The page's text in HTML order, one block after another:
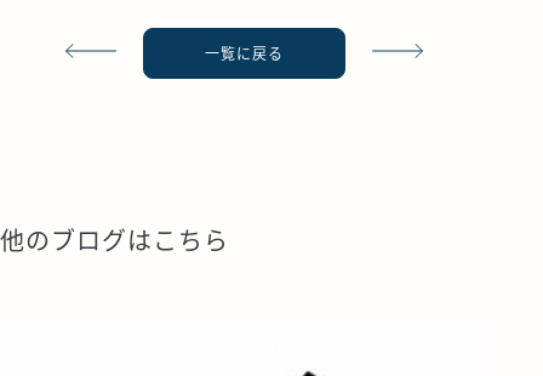
一覧に戻る
他のブログはこちら